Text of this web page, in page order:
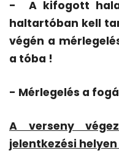
-
A kifogott
haltartóban kell
végén a
a tóba !
- Mérlegelés a
A verseny
jelentkezési